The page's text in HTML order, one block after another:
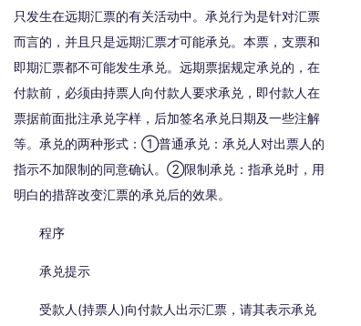
只发生在远期汇票的有关活动中。承兑行为是针对汇票
而言的，并且只是远期汇票才可能承兑。本票，支票和
即期汇票都不可能发生承兑。远期票据规定承兑的，在
付款前，必须由持票人向付款人要求承兑，即付款人在
票据前面批注承兑字样，后加签名承兑日期及一些注解
等。承兑的两种形式：①普通承兑：承兑人对出票人的
指示不加限制的同意确认。②限制承兑：指承兑时，用
明白的措辞改变汇票的承兑后的效果。
程序
承兑提示
受款人(持票人)向付款人出示汇票，请其表示承兑